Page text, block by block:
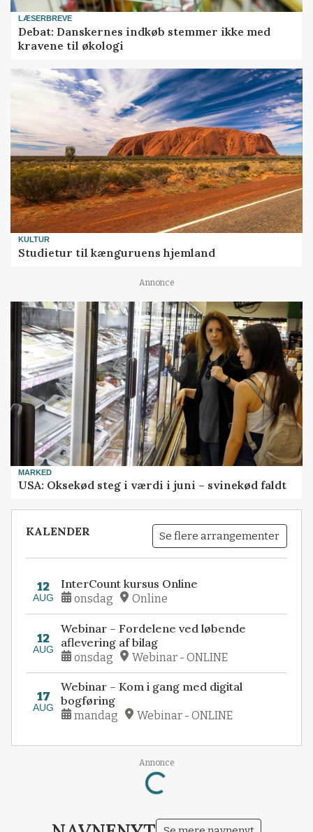
LÆSERBREVE
Debat: Danskernes indkøb stemmer ikke med
kravene til økologi
KULTUR
Studietur til kænguruens hjemland
Annonce
MARKED
USA: Oksekød steg i værdi i juni – svinekød faldt
KALENDER Se flere arrangementer
12
AUG
InterCount kursus Online
onsdag Online
12
AUG
Webinar – Fordelene ved løbende
aflevering af bilag
onsdag Webinar - ONLINE
17
AUG
Webinar – Kom i gang med digital
bogføring
mandag Webinar - ONLINE
Annonce
Loading...